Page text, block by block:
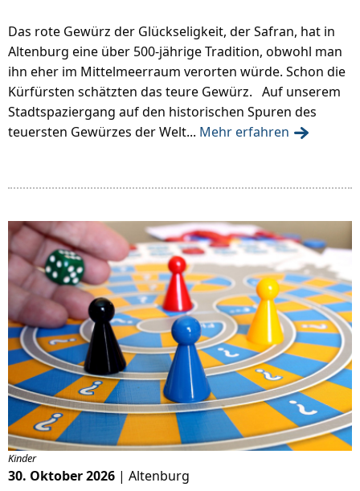
Das rote Gewürz der Glückseligkeit, der Safran, hat in
Altenburg eine über 500-jährige Tradition, obwohl man
ihn eher im Mittelmeerraum verorten würde. Schon die
Kürfürsten schätzten das teure Gewürz. Auf unserem
Stadtspaziergang auf den historischen Spuren des
teuersten Gewürzes der Welt... Mehr erfahren
Kinder
30. Oktober 2026 | Altenburg